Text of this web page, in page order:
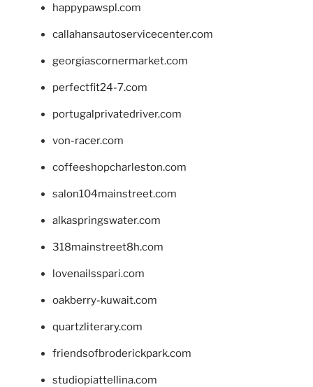
happypawspl.com
callahansautoservicecenter.com
georgiascornermarket.com
perfectfit24-7.com
portugalprivatedriver.com
von-racer.com
coffeeshopcharleston.com
salon104mainstreet.com
alkaspringswater.com
318mainstreet8h.com
lovenailsspari.com
oakberry-kuwait.com
quartzliterary.com
friendsofbroderickpark.com
studiopiattellina.com